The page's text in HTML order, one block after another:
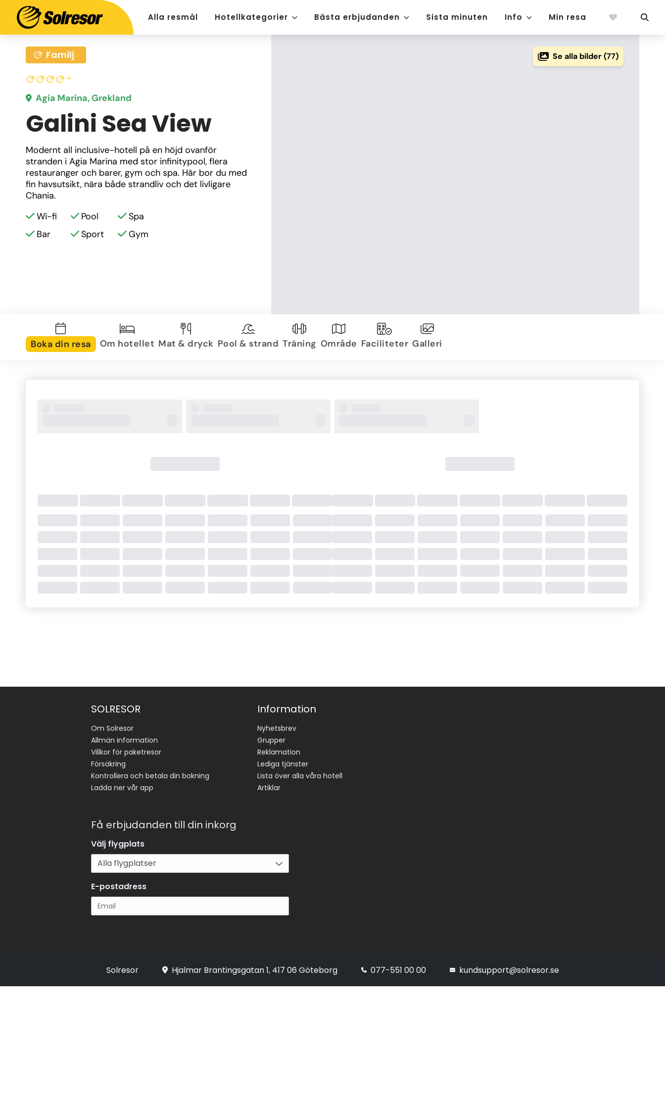
Alla resmål Hotellkategorier Bästa erbjudanden Sista minuten Info Min resa
Familj
Agia Marina, Grekland
Galini Sea View
Modernt all inclusive-hotell på en höjd ovanför
stranden i Agia Marina med stor infinitypool, flera
restauranger och barer, gym och spa. Här bor du med
fin havsutsikt, nära både strandliv och det livligare
Chania.
Wi-fi
Pool
Spa
Bar
Sport Gym
Se alla bilder (77)
Boka din resa Om hotellet Mat & dryck Pool & strand Träning Område Faciliteter Galleri
SOLRESOR
Om Solresor
Allmän information
Villkor för paketresor
Försäkring
Kontrollera och betala din bokning
Ladda ner vår app
Information
Nyhetsbrev
Grupper
Reklamation
Lediga tjänster
Lista över alla våra hotell
Artiklar
Få erbjudanden till din inkorg
Välj flygplats
E-postadress
Solresor Hjalmar Brantingsgatan 1, 417 06 Göteborg 077-551 00 00 kundsupport@solresor.se